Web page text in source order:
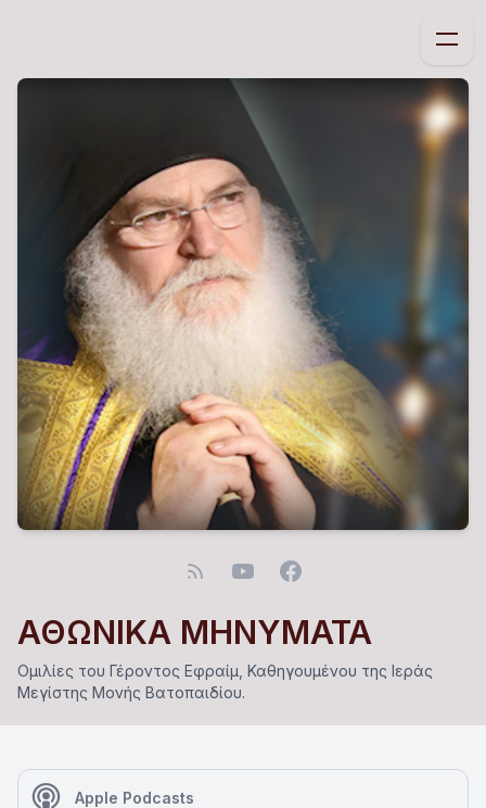
ΑΘΩΝΙΚΑ ΜΗΝΥΜΑΤΑ
Ομιλίες του Γέροντος Εφραίμ, Καθηγουμένου της Ιεράς
Μεγίστης Μονής Βατοπαιδίου.
Apple Podcasts